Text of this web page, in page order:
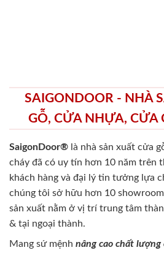
SAIGONDOOR - NHÀ
GỖ, CỬA NHỰA, CỬA
SaigonDoor® là nhà sản xuất cửa
cháy đã có uy tín hơn 10 năm trên
khách hàng và đại lý tin tưởng lựa
chúng tôi sở hữu hơn 10
sản xuất nằm ở vị trí trung tâm
& tại ngoại thành.
Mang sứ mệnh nâng cao chất lượng